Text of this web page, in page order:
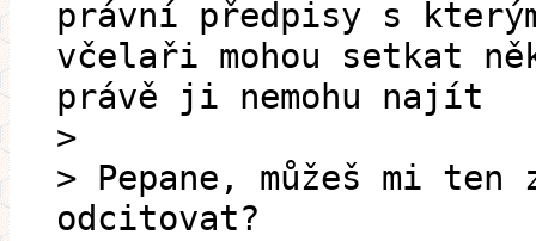
právní předpisy s
včelaři mohou setkat
právě ji nemohu najít
>
> Pepane, můžeš mi ten
odcitovat?